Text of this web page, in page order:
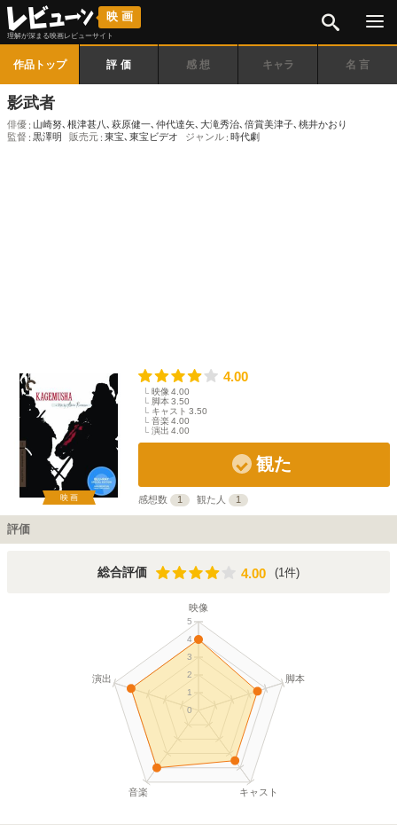
映画
理解が深まる映画レビューサイト
作品トップ 評価 感想 キャラ 名言
影武者
俳優 山崎努､ 根津甚八､ 萩原健一､ 仲代達矢､ 大滝秀治､ 倍賞美津子､ 桃井かおり
監督
黒澤明 販売元 東宝､ 東宝ビデオ ジャンル 時代劇
映画
4.00
映像 4.00
脚本3.50
キャスト 3.50
音楽4.00
演出 4.00
観た
感想数 1 観た人 1
評価
総合評価 4.00
4.00 (1件)
映像
脚本
キャスト
音楽
演出
0
1
2
3
4
5